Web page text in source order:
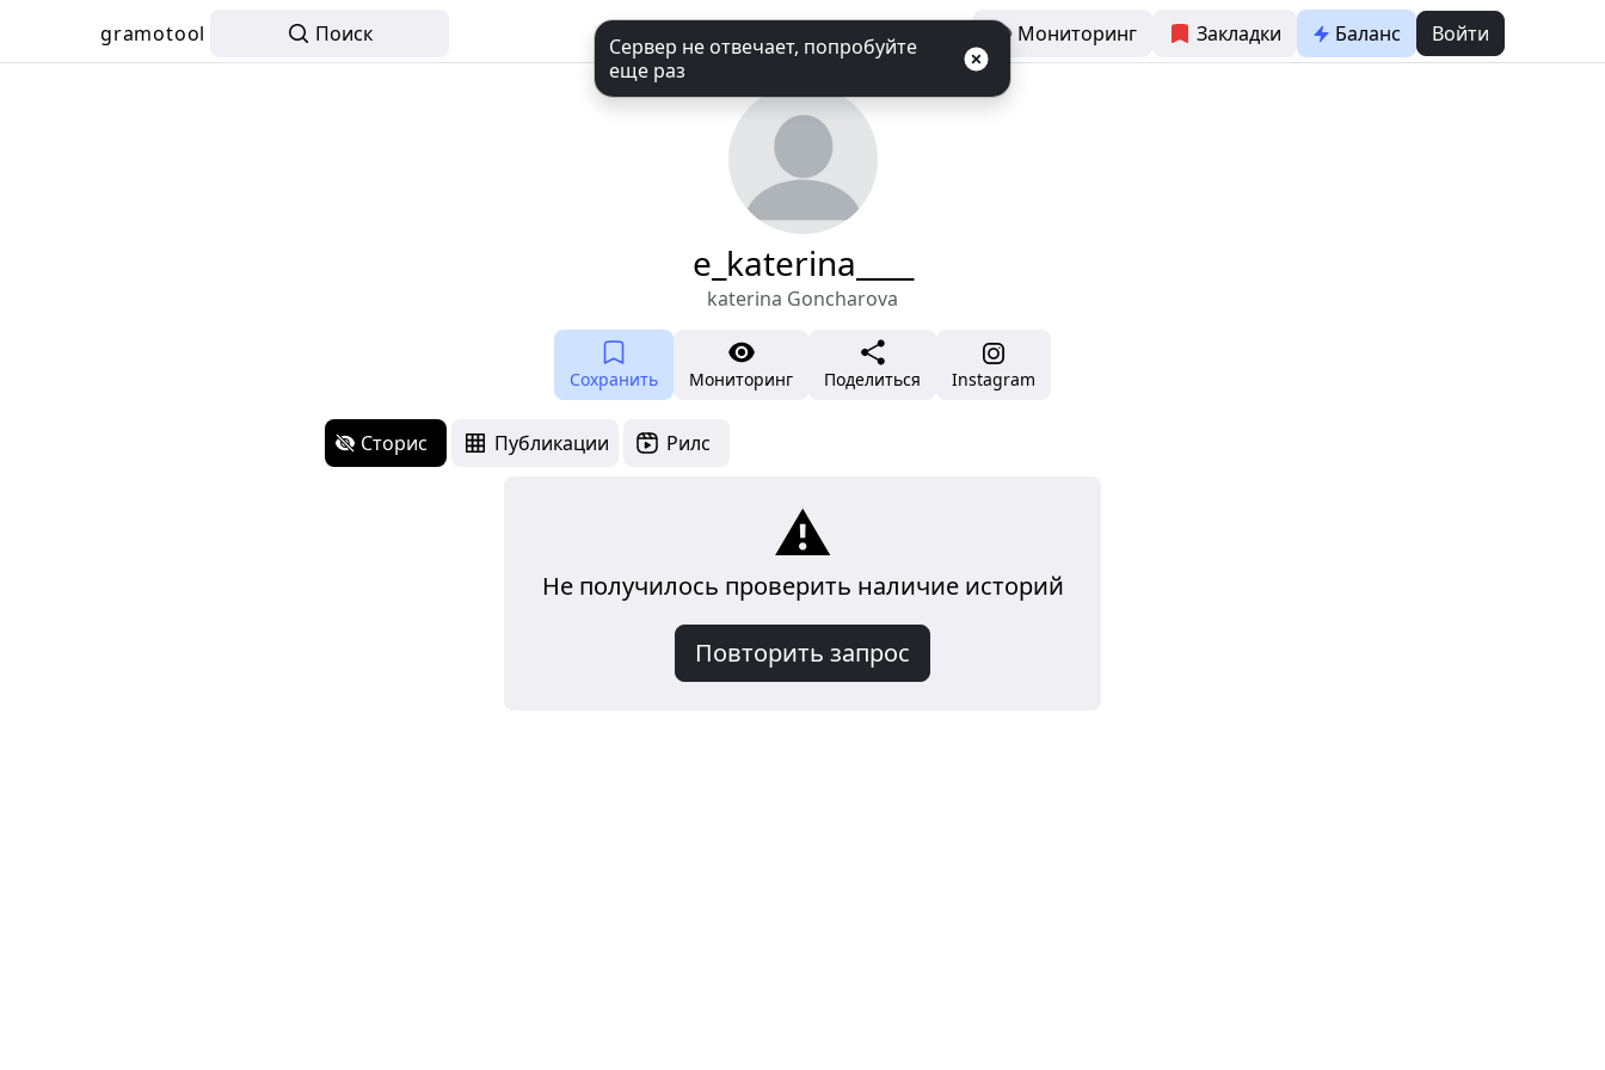
gramotool Поиск Мониторинг Закладки Баланс Войти
e_katerina____
katerina Goncharova
Сохранить Мониторинг Поделиться Instagram
Сторис Публикации Рилс
⚠️
Не получилось проверить наличие историй
Повторить запрос
Сервер не отвечает, попробуйте
еще раз